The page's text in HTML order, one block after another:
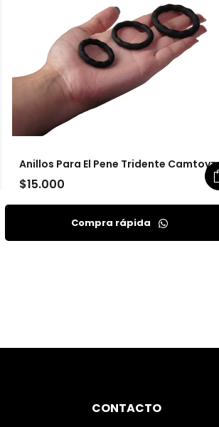
Anillos Para El Pene Tridente Camtoyz
$15.000
Compra rápida
CONTACTO